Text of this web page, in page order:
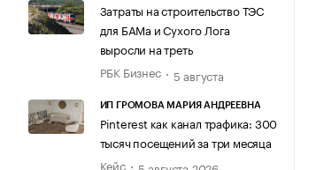
Затраты на строительство ТЭС
для БАМа и Сухого Лога
выросли на треть
РБК Бизнес
5 августа
ИП ГРОМОВА МАРИЯ АНДРЕЕВНА
Pinterest как канал трафика: 300
тысяч посещений за три месяца
Кейс